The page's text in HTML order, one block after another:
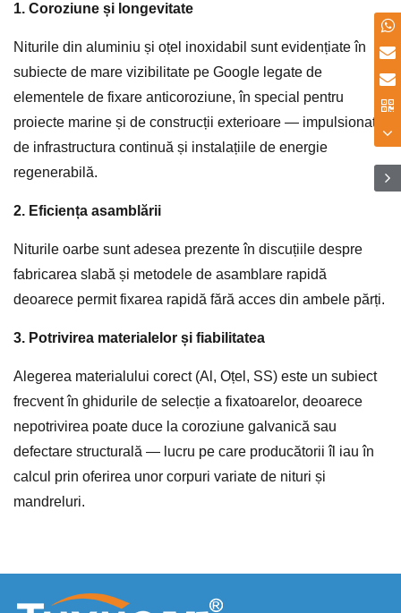
1. Coroziune și longevitate
Niturile din aluminiu și oțel inoxidabil sunt evidențiate în
subiecte de mare vizibilitate pe Google legate de
elementele de fixare anticoroziune, în special pentru
proiecte marine și de construcții exterioare — impulsionate
de infrastructura continuă și instalațiile de energie
regenerabilă.
2. Eficiența asamblării
Niturile oarbe sunt adesea prezente în discuțiile despre
fabricarea slabă și metodele de asamblare rapidă
deoarece permit fixarea rapidă fără acces din ambele părți.
3. Potrivirea materialelor și fiabilitatea
Alegerea materialului corect (Al, Oțel, SS) este un subiect
frecvent în ghidurile de selecție a fixatoarelor, deoarece
nepotrivirea poate duce la coroziune galvanică sau
defectare structurală — lucru pe care producătorii îl iau în
calcul prin oferirea unor corpuri variate de nituri și
mandreluri.